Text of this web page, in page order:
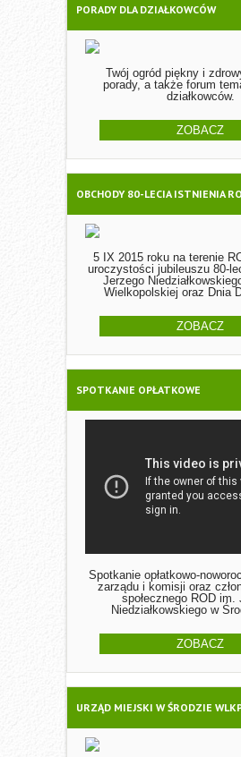
PORADY DLA DZIAŁKOWCÓW
Twój ogród piękny i
porady, a także forum
działkowców.
ZOBACZ
OBCHODY 80-LECIA ISTNIENIA
5 IX 2015 roku na terenie
uroczystości jubileuszu 80-
Jerzego
Wielkopolskiej oraz Dnia
ZOBACZ
SPOTKANIE OPŁATKOWE
Spotkanie opłatkowo-
zarządu i komisji oraz
społecznego ROD im.
Niedziałkowskiego w
ZOBACZ
URZĄD MIEJSKI W ŚRODZIE